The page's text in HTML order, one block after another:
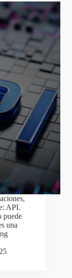
API.
puede
una